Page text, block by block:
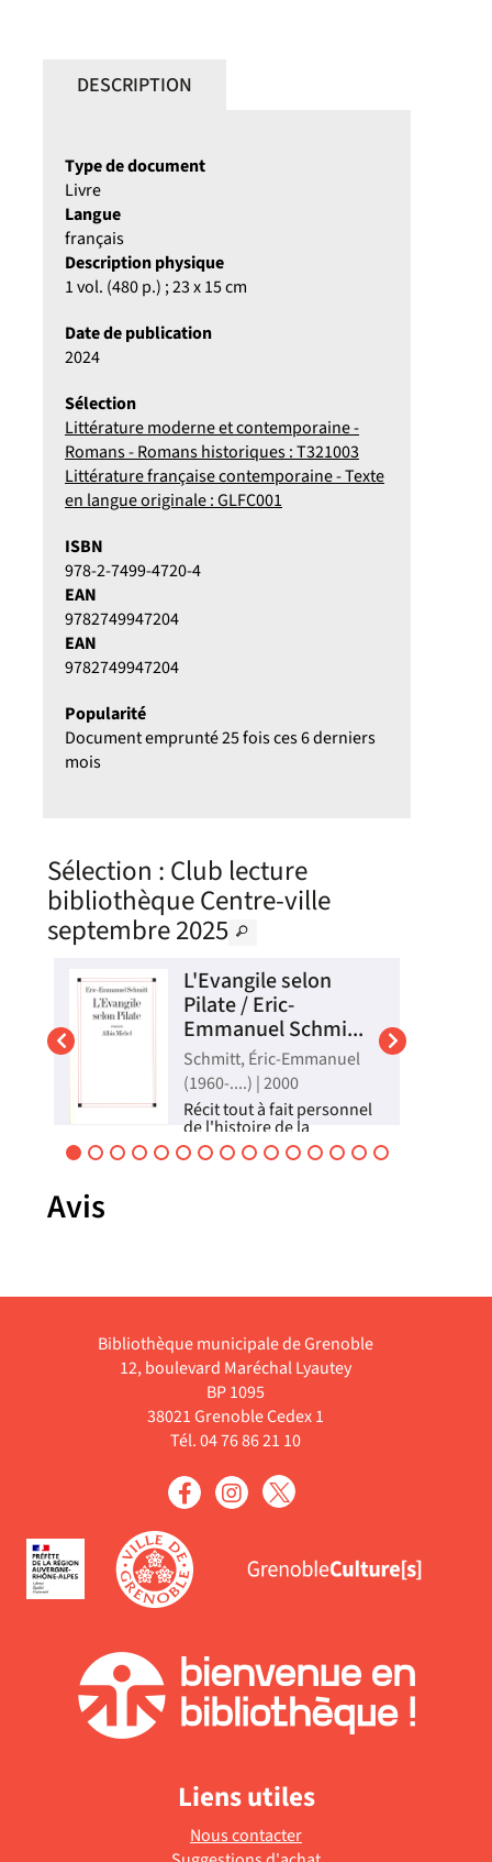
DESCRIPTION
Type de document
Livre
Langue
français
Description physique
1 vol. (480 p.) ; 23 x 15 cm
Date de publication
2024
Sélection
Littérature moderne et contemporaine -
Romans - Romans historiques : T321003
Littérature française contemporaine - Texte
en langue originale : GLFC001
ISBN
978-2-7499-4720-4
EAN
9782749947204
EAN
9782749947204
Popularité
Document emprunté 25 fois ces 6 derniers
mois
Sélection : Club lecture
bibliothèque Centre-ville
septembre 2025
L'Evangile selon
Pilate / Eric-
Emmanuel Schmi...
Schmitt, Éric-Emmanuel
(1960-....) | 2000
Récit tout à fait personnel
de l'histoire de la
résurrection, à la manière
d'un roman à énigme qui
Livre
Avis
Bibliothèque municipale de Grenoble
12, boulevard Maréchal Lyautey
BP 1095
38021 Grenoble Cedex 1
Tél. 04 76 86 21 10
Liens utiles
Nous contacter